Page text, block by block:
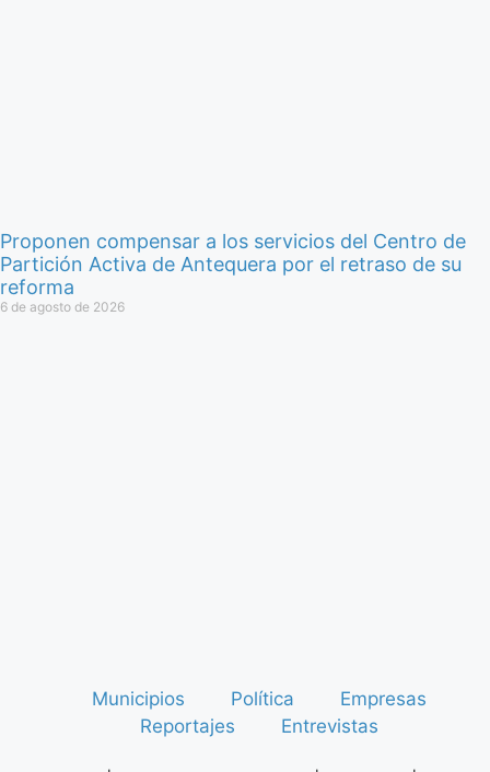
Proponen compensar a los servicios del Centro de
Partición Activa de Antequera por el retraso de su
reforma
6 de agosto de 2026
Municipios Política
Empresas
Reportajes
Entrevistas